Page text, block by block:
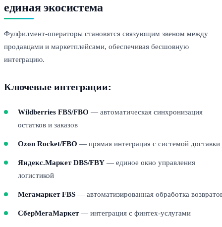
единая экосистема
Фулфилмент-операторы становятся связующим звеном между
продавцами и маркетплейсами, обеспечивая бесшовную
интеграцию.
Ключевые интеграции:
Wildberries FBS/FBO — автоматическая синхронизация
остатков и заказов
Ozon Rocket/FBO — прямая интеграция с системой доставки
Яндекс.Маркет DBS/FBY — единое окно управления
логистикой
Мегамаркет FBS — автоматизированная обработка
СберМегаМаркет— интеграция с финтех-услугами